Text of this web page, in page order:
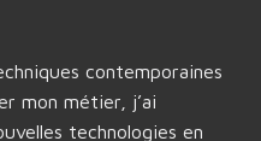
contemporaines
mon métier, j’ai
technologies en